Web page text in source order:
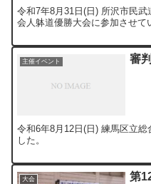
令和7年8月31日(日) 所沢市民
会人躰道優勝大会に参加させて
主催イベント 審
令和6年8月12日(日) 練馬区立
した。
大会
第